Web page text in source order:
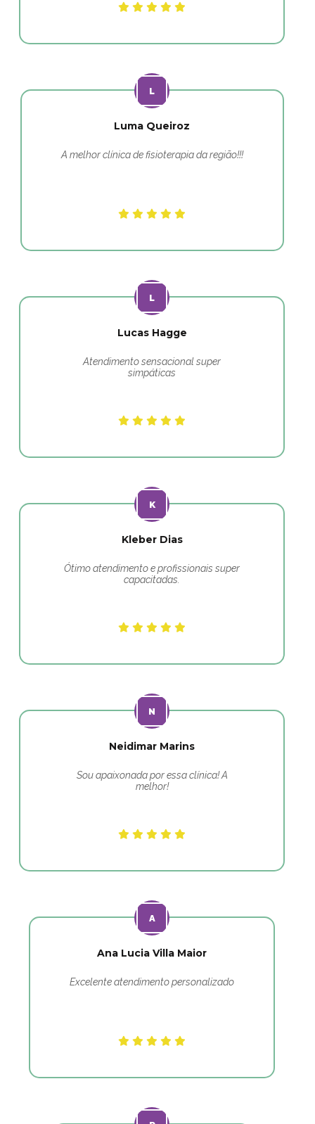
Luma Queiroz
A melhor clínica de fisioterapia da região!!!
Lucas Hagge
Atendimento sensacional super
simpáticas
Kleber Dias
Ótimo atendimento e profissionais super
capacitadas.
Neidimar Marins
Sou apaixonada por essa clínica! A
melhor!
Ana Lucia Villa Maior
Excelente atendimento personalizado